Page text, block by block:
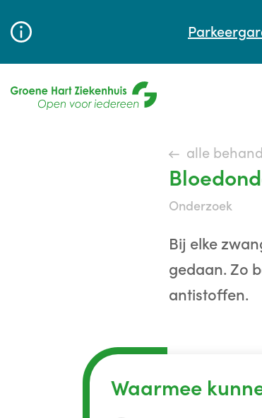
alle
onderzoek
Bij elke
gedaan. Zo
antistoffen.
Waarmee